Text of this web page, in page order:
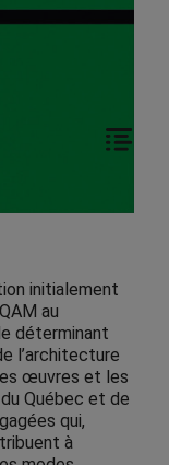
initialement
au
déterminant
l’architecture
œuvres et les
Québec et de
qui,
à